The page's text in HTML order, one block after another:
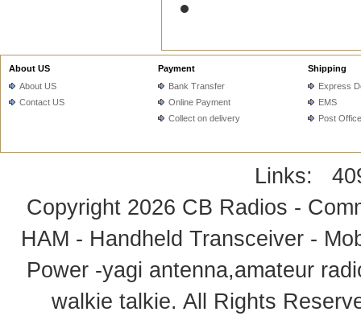
About US
About US
Contact US
Payment
Bank Transfer
Online Payment
Collect on delivery
Shipping
Express
EMS
Post Office
Links:
Copyright 2026 CB Radios -
HAM - Handheld Transceiver -
Power -yagi antenna,amateur
walkie talkie. All Rights